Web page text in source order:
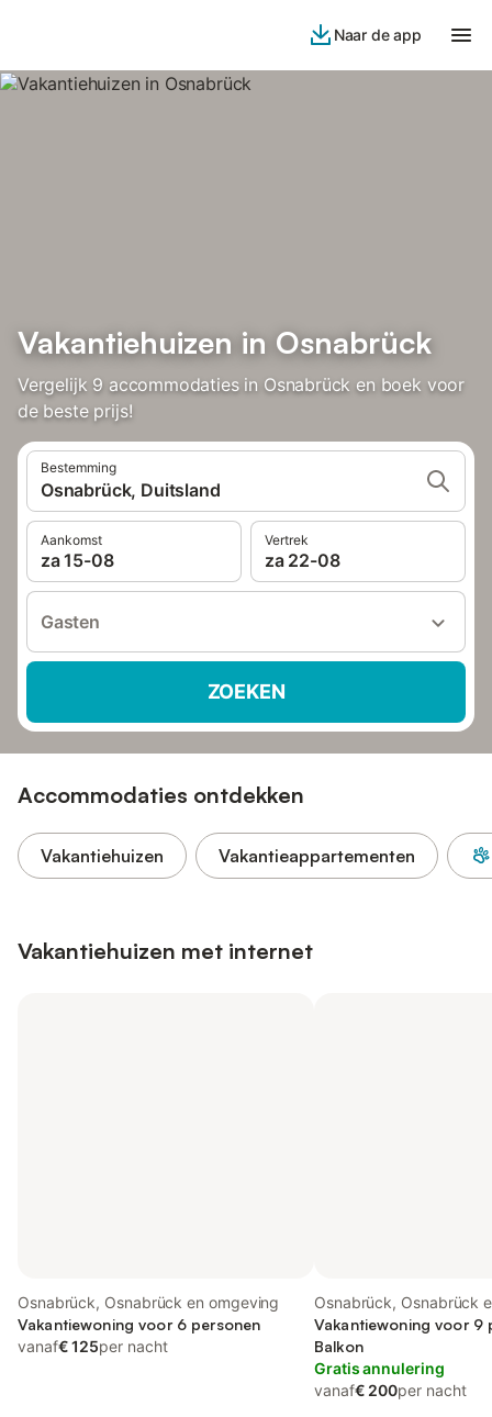
Naar de app
Vakantiehuizen in Osnabrück
Vergelijk 9 accommodaties in Osnabrück en boek voor
de beste prijs!
Bestemming
Osnabrück, Duitsland
Aankomst
za 15-08
Vertrek
za 22-08
Gasten
ZOEKEN
Accommodaties ontdekken
Vakantiehuizen Vakantieappartementen
Vakantiehuizen met internet
Osnabrück, Osnabrück en omgeving
Vakantiewoning voor 6 personen
vanaf€ 125per nacht
Osnabrück, Osnabrück
Vakantiewoning voor 9
Balkon
Gratis annulering
vanaf€ 200per nacht